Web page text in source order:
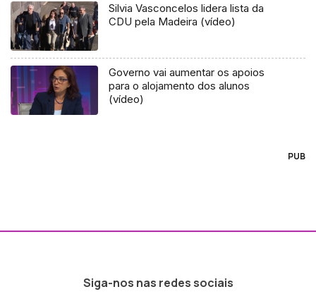
Silvia Vasconcelos lidera lista da
CDU pela Madeira (vídeo)
Governo vai aumentar os apoios
para o alojamento dos alunos
(vídeo)
PUB
Siga-nos nas redes sociais